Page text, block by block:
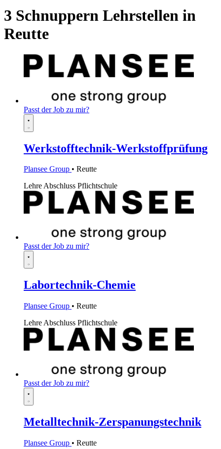
3 Schnuppern Lehrstellen in
Reutte
Passt der Job zu mir?
Werkstofftechnik-Werkstoffprüfung
Plansee Group • Reutte
LehreAbschluss Pflichtschule
Passt der Job zu mir?
Labortechnik-Chemie
Plansee Group • Reutte
Lehre Abschluss Pflichtschule
Passt der Job zu mir?
Metalltechnik-Zerspanungstechnik
Plansee Group • Reutte